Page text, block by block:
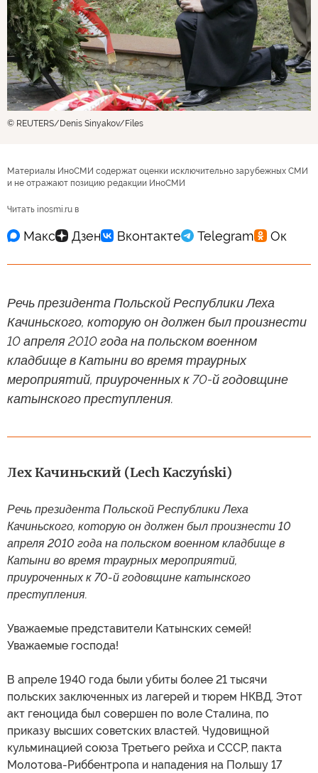
© REUTERS/Denis Sinyakov/Files
Материалы ИноСМИ содержат оценки исключительно зарубежных СМИ
и не отражают позицию редакции ИноСМИ
Читать inosmi.ru в
Речь президента Польской Республики Леха
Качиньского, которую он должен был произнести
10 апреля 2010 года на польском военном
кладбище в Катыни во время траурных
мероприятий, приуроченных к 70-й годовщине
катынского преступления.
Лех Качиньский (Lech Kaczyński)
Речь президента Польской Республики Леха
Качиньского, которую он должен был произнести 10
апреля 2010 года на польском военном кладбище в
Катыни во время траурных мероприятий,
приуроченных к 70-й годовщине катынского
преступления.
Уважаемые представители Катынских семей!
Уважаемые господа!
В апреле 1940 года были убиты более 21 тысячи
польских заключенных из лагерей и тюрем НКВД. Этот
акт геноцида был совершен по воле Сталина, по
приказу высших советских властей. Чудовищной
кульминацией союза Третьего рейха и СССР, пакта
Молотова-Риббентропа и нападения на Польшу 17